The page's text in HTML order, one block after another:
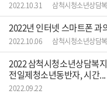
2022.10.31 삼척시청소년상담
2022년 인터넷 스마트폰 과
2022.10.06 삼척시청소년상담
2022 삼척시청소년상담복
전일제청소년동반자, 시간...
2022.09.22